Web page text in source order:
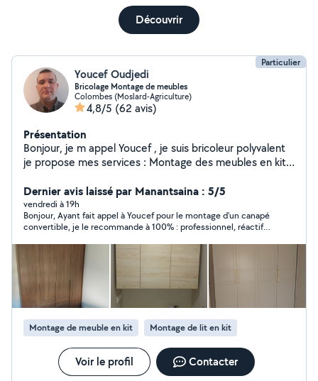
Découvrir
Particulier
Youcef Oudjedi
Bricolage Montage de meubles
Colombes (Moslard-Agriculture)
4,8/5 (62 avis)
Présentation
Bonjour, je m appel Youcef , je suis bricoleur polyvalent
je propose mes services : Montage des meubles en kit
comme les cadres et tringle de rideau....
Dernier avis laissé par Manantsaina : 5/5
vendredi à 19h
Bonjour, Ayant fait appel à Youcef pour le montage d'un canapé
convertible, je le recommande à 100% : professionnel, réactif
Montage de meuble en kit Montage de lit en kit
Voir le profil Contacter